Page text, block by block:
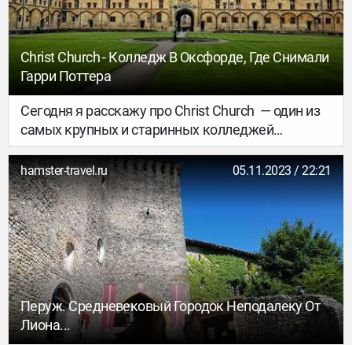
Christ Church - Колледж В Оксфорде, Где Снимали
Гарри Поттера
Сегодня я расскажу про Christ Church — один из
самых крупных и старинных колледжей
Оксфордского университета. Он был основан
кардиналом Томасом Уолси в 1525 году. Сейчас
здесь учится более 430 студентов и более 200
слушателей А какие люди там учились! Во-
первых, выпускниками Крайст-черч были
тринадцать премьер-министров
Великобритании.
hamster-travel.ru 05.11.2023 / 22:21
Перуж. Средневековый Городок Неподалеку От
Лиона...